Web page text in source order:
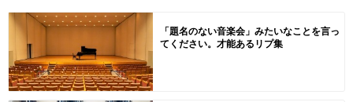
「題名のない音楽会」みたいなことを言っ
てください。才能あるリプ集